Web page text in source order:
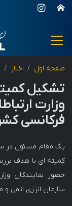
صفحه اول اخبار
تشکیل
وزارت
فرکانسی
یک مقام مسئول در
کمیته ای با هدف
حضور نمایندگان
سازمان انرژی اتمی